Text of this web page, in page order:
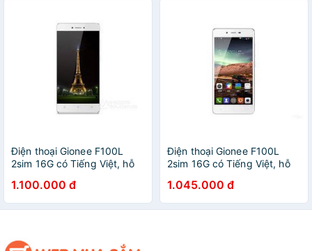
Điện thoại Gionee F100L
2sim 16G có Tiếng Việt, hỗ
1.100.000 đ
Điện thoại Gionee F100L
2sim 16G có Tiếng Việt, hỗ
1.045.000 đ